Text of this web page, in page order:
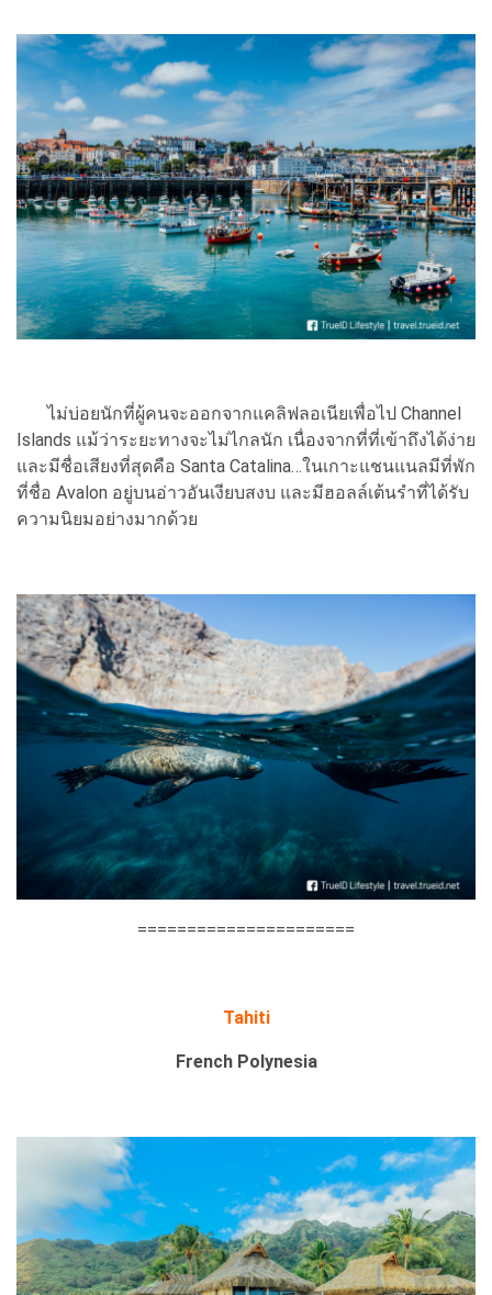
ไม่บ่อยนักที่ผู้คนจะออกจากแคลิฟลอเนียเพื่อไป Channel
Islands แม้ว่าระยะทางจะไม่ไกลนัก เนื่องจากที่ที่เข้าถึงได้ง่าย
และมีชื่อเสียงที่สุดคือ Santa Catalina…ในเกาะแชนแนลมีที่พัก
ที่ชื่อ Avalon อยู่บนอ่าวอันเงียบสงบ และมีฮอลล์เต้นรำที่ได้รับ
ความนิยมอย่างมากด้วย
======================
Tahiti
French Polynesia